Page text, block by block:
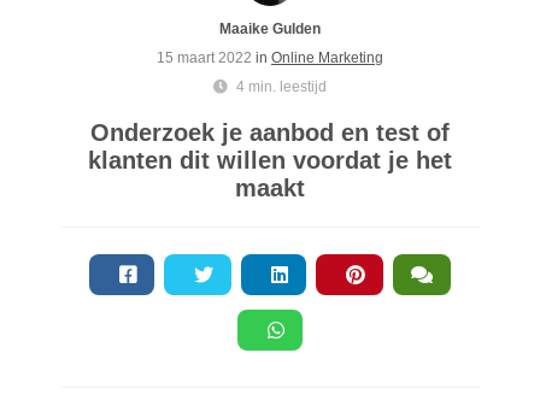
Maaike Gulden
15 maart 2022 in Online Marketing
4 min. leestijd
Onderzoek je aanbod en test of
klanten dit willen voordat je het
maakt